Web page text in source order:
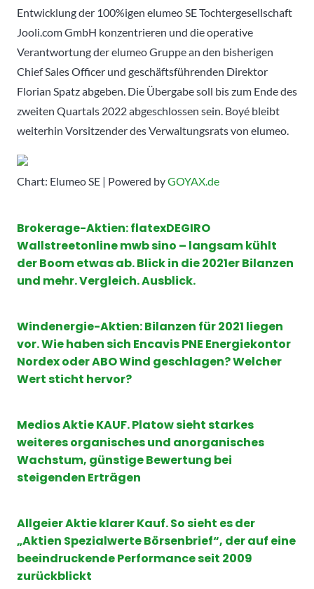
Entwicklung der 100%igen elumeo SE Tochtergesellschaft
Jooli.com GmbH konzentrieren und die operative
Verantwortung der elumeo Gruppe an den bisherigen
Chief Sales Officer und geschäftsführenden Direktor
Florian Spatz abgeben. Die Übergabe soll bis zum Ende des
zweiten Quartals 2022 abgeschlossen sein. Boyé bleibt
weiterhin Vorsitzender des Verwaltungsrats von elumeo.
Chart: Elumeo SE | Powered byGOYAX.de
Brokerage-Aktien: flatexDEGIRO
Wallstreetonline mwb sino – langsam kühlt
der Boom etwas ab. Blick in die 2021er Bilanzen
und mehr. Vergleich. Ausblick.
Windenergie-Aktien: Bilanzen für 2021 liegen
vor. Wie haben sich Encavis PNE Energiekontor
Nordex oder ABO Wind geschlagen? Welcher
Wert sticht hervor?
Medios Aktie KAUF. Platow sieht starkes
weiteres organisches und anorganisches
Wachstum, günstige Bewertung bei
steigenden Erträgen
Allgeier Aktie klarer Kauf. So sieht es der
„Aktien Spezialwerte Börsenbrief“, der auf eine
beeindruckende Performance seit 2009
zurückblickt